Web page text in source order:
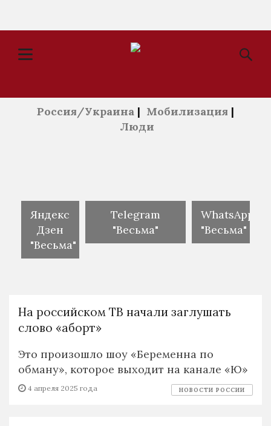
Россия/Украина | Мобилизация |
Люди
Яндекс
Дзен
"Весьма"
Telegram
"Весьма"
WhatsApp
"Весьма"
На российском ТВ начали заглушать
слово «аборт»
Это произошло шоу «Беременна по
обману», которое выходит на канале «Ю»
4 апреля 2025 года НОВОСТИ РОССИИ